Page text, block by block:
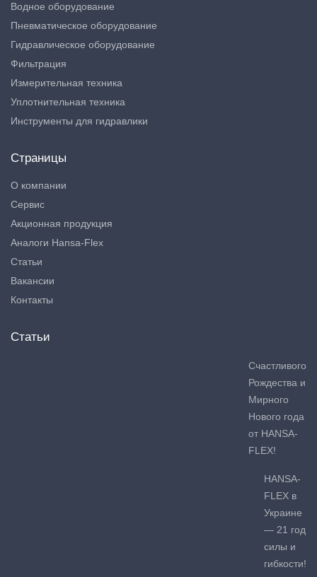
Водное оборудование
Пневматическое оборудование
Гидравлическое оборудование
Фильтрация
Измерительная техника
Уплотнительная техника
Инструменты для гидравлики
Страницы
О компании
Сервис
Акционная продукция
Аналоги Hansa-Flex
Статьи
Вакансии
Контакты
Статьи
Счастливого
Рождества и
Мирного
Нового года
от HANSA-
FLEX!
HANSA-
FLEX в
Украине
— 21 год
силы и
гибкости!